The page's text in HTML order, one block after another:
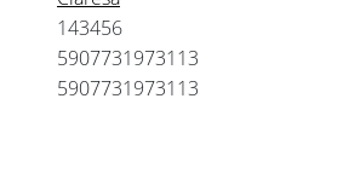
143456
5907731973113
5907731973113